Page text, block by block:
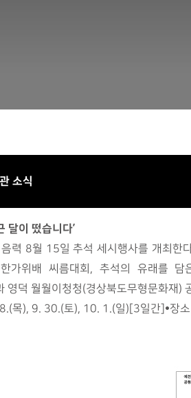
소식
달이 떴습니다’
력 8월 15일 추석 세시행사를 개최한
가위배 씨름대회, 추석의 유래를
영덕 월월이청청(경상북도무형문화재)
목), 9. 30.(토), 10. 1.(일)[3일간]•장소